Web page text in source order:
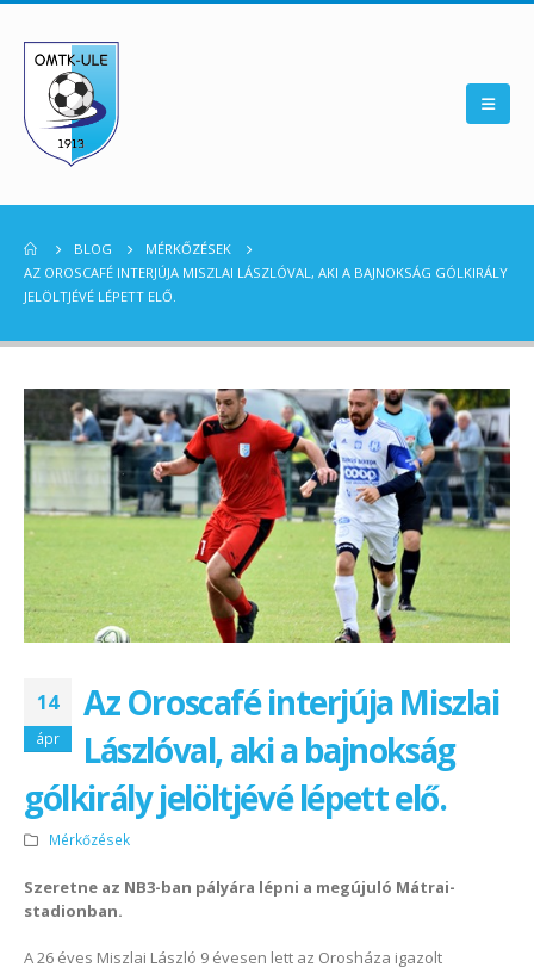
BLOG
MÉRKŐZÉSEK
AZ OROSCAFÉ INTERJÚJA MISZLAI LÁSZLÓVAL, AKI A BAJNOKSÁG GÓLKIRÁLY
JELÖLTJÉVÉ LÉPETT ELŐ.
14
ápr
Az Oroscafé interjúja Miszlai
Lászlóval, aki a bajnokság
gólkirály jelöltjévé lépett elő.
Mérkőzések
Szeretne az NB3-ban pályára lépni a megújuló Mátrai-
stadionban.
A 26 éves Miszlai László 9 évesen lett az Orosháza igazolt